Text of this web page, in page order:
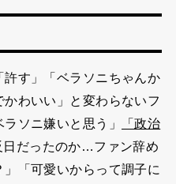
す」「ベラソニちゃんか
わいい」と変わらないフ
ソニ嫌いと思う」
「政治
日だったのか…ファン辞め
「可愛いからって調子に